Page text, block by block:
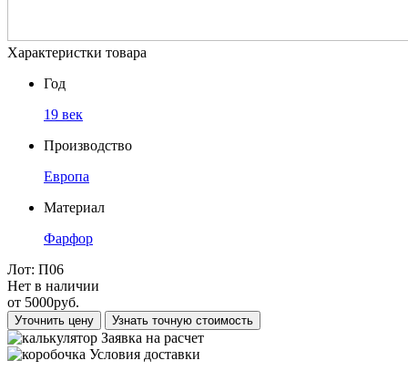
Характеристки товара
Год
19 век
Производство
Европа
Материал
Фарфор
Лот: П06
Нет в наличии
от 5000руб.
Уточнить цену Узнать точную стоимость
Заявка на расчет
Условия доставки